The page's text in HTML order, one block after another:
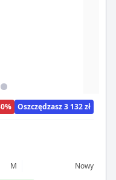
Oszczędzasz 3 132 zł
M
Nowy